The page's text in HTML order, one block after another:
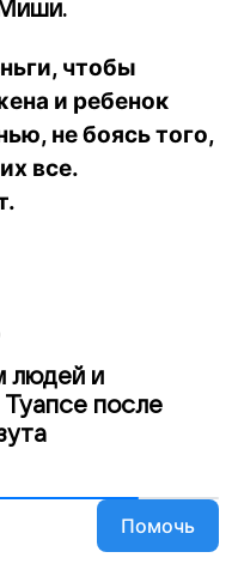
чтобы
и ребенок
не боясь того,
все.
людей и
после
Помочь